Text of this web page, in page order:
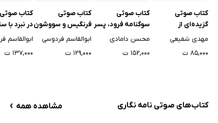
کتاب صوتی
گزیده‌ای از
داستان‌های
سام
مهدی شفیعی
۸۵,۰۰۰ ت
کتاب صوتی
سوگنامه فرود، پسر
محسن دامادی
۱۵۲,۰۰۰ ت
کتاب صوتی
فرنگیس و سووشون
ابوالقاسم فردوسی
۱۲۹,۰۰۰ ت
کتاب صوتی
در نبرد با
ابوالقاسم
۱۳۷,۰۰۰ ت
کتاب‌های صوتی نامه نگاری مشاهده همه ›